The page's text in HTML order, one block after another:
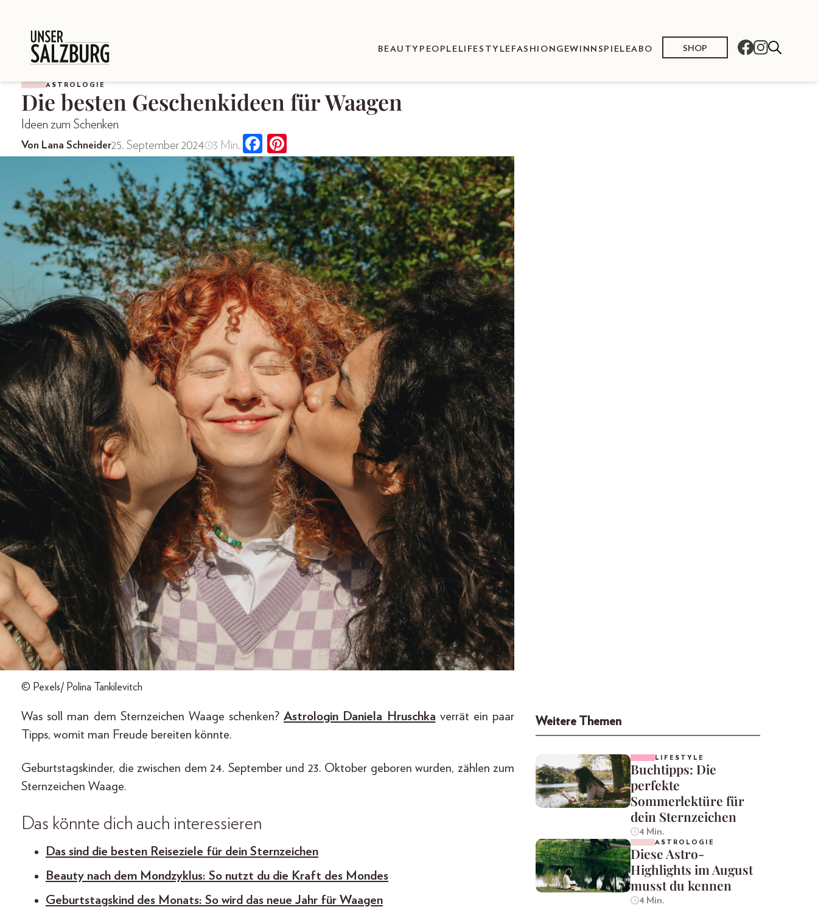
BEAUTY PEOPLE LIFESTYLE FASHION GEWINNSPIELEABO SHOP
ASTROLOGIE
Die besten Geschenkideen für Waagen
Ideen zum Schenken
Von Lana Schneider25. September 2024 3 Min.
© Pexels/ Polina Tankilevitch
Was soll man dem Sternzeichen Waage schenken?Astrologin Daniela Hruschka verrät ein paar
Tipps, womit man Freude bereiten könnte.
Geburtstagskinder, die zwischen dem 24. September und 23. Oktober geboren wurden, zählen zum
Sternzeichen Waage.
Das könnte dich auch interessieren
Das sind die besten Reiseziele für dein Sternzeichen
Beauty nach dem Mondzyklus: So nutzt du die Kraft des Mondes
Geburtstagskind des Monats: So wird das neue Jahr für Waagen
Weitere Themen
LIFESTYLE
Buchtipps: Die
perfekte
Sommerlektüre für
dein Sternzeichen
4 Min.
ASTROLOGIE
Diese Astro-
Highlights im August
musst du kennen
4 Min.